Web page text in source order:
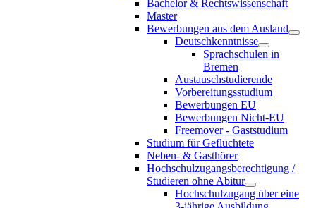
Bachelor & Rechtswissenschaft
Master
Bewerbungen aus dem Ausland
Deutschkenntnisse
Sprachschulen in
Bremen
Austauschstudierende
Vorbereitungsstudium
Bewerbungen EU
Bewerbungen Nicht-EU
Freemover - Gaststudium
Studium für Geflüchtete
Neben- & Gasthörer
Hochschulzugangsberechtigung /
Studieren ohne Abitur
Hochschulzugang über eine